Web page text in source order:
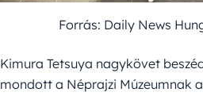
Forrás: Daily News
Kimura Tetsuya nagykövet
mondott a Néprajzi Múzeumnak